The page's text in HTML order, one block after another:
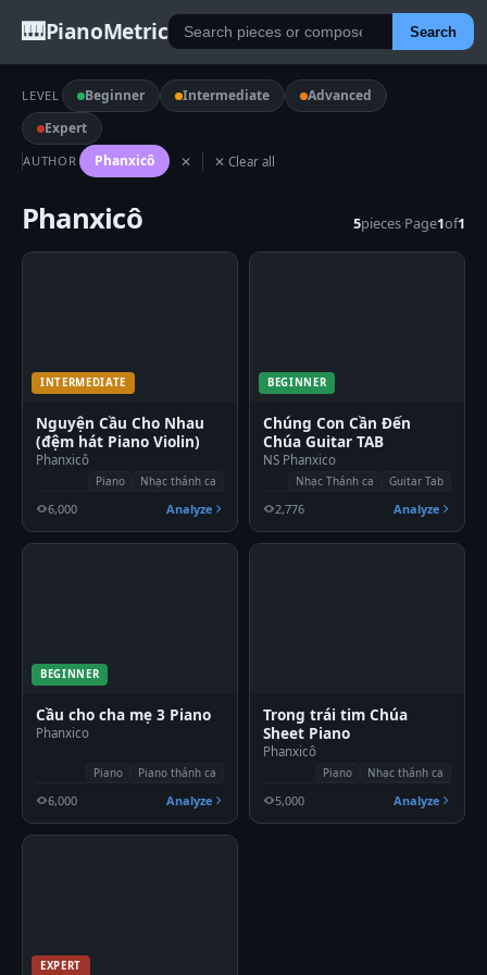
🎹PianoMetric Search
LEVEL Beginner Intermediate
Advanced
Expert
AUTHOR Phanxicô ✕ ✕ Clear all
Phanxicô 5pieces·Page1of1
INTERMEDIATE
Nguyện Cầu Cho Nhau
(đệm hát Piano Violin)
Phanxicô
Piano Nhạc thánh ca
6,000 Analyze
BEGINNER
Chúng Con Cần Đến
Chúa Guitar TAB
NS Phanxico
Nhạc Thánh ca Guitar Tab
2,776 Analyze
BEGINNER
Cầu cho cha mẹ 3 Piano
Phanxico
Piano Piano thánh ca
6,000 Analyze
Trong trái tim Chúa
Sheet Piano
Phanxicô
Piano Nhạc thánh ca
5,000 Analyze
EXPERT